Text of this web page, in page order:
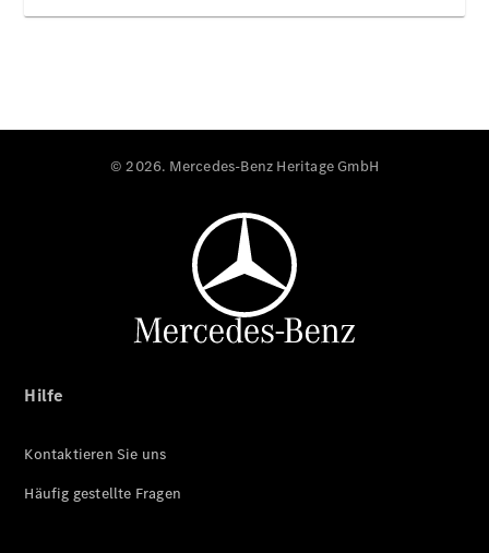
© 2026. Mercedes-Benz Heritage GmbH
Hilfe
Kontaktieren Sie uns
Häufig gestellte Fragen